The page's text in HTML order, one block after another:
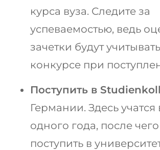
курса вуза. Следите за
успеваемостью, ведь
зачетки будут
конкурсе при
Поступить в
Германии. Здесь учатся
одного года, после
поступить в